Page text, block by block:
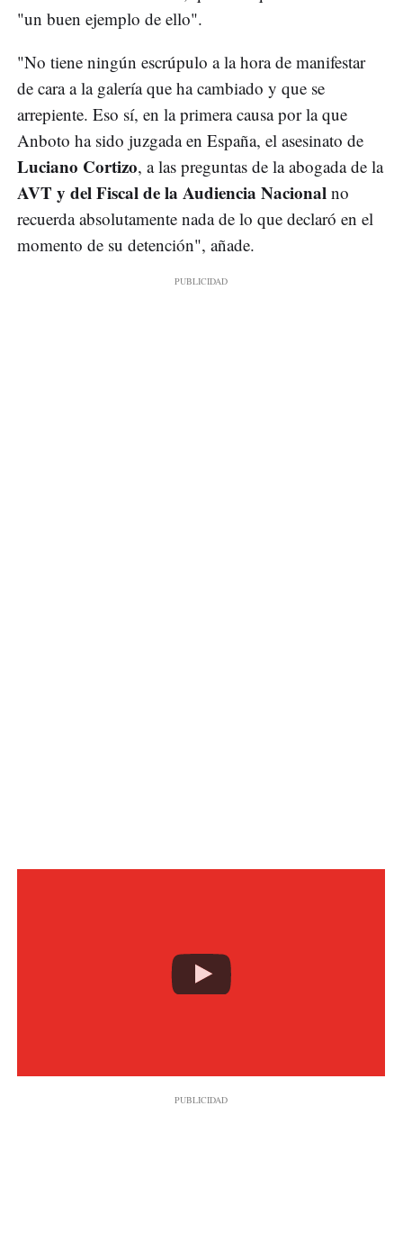
"un buen ejemplo de ello".
"No tiene ningún escrúpulo a la hora de manifestar
de cara a la galería que ha cambiado y que se
arrepiente. Eso sí, en la primera causa por la que
Anboto ha sido juzgada en España, el asesinato de
Luciano Cortizo, a las preguntas de la abogada de la
AVT y del Fiscal de la Audiencia Nacional no
recuerda absolutamente nada de lo que declaró en el
momento de su detención", añade.